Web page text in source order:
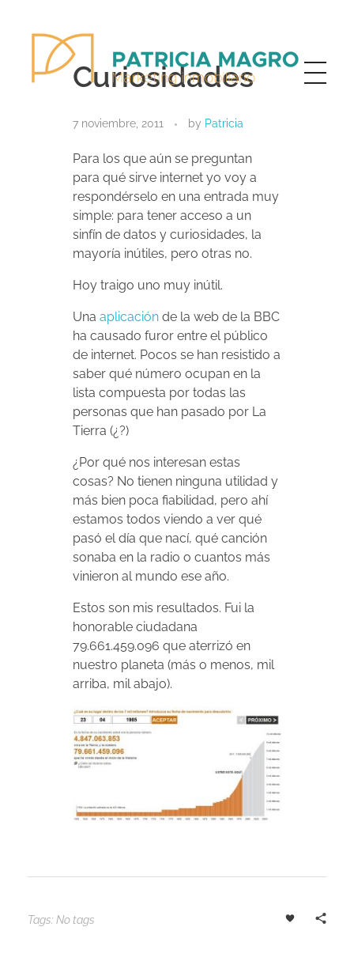
Curiosidades
7 noviembre, 2011 by Patricia
Para los que aún se preguntan
para qué sirve internet yo voy a
respondérselo en una entrada muy
simple: para tener acceso a un
sinfín de datos y curiosidades, la
mayoría inútiles, pero otras no.
Hoy traigo uno muy inútil.
Una aplicaciónde la web de la BBC
ha causado furor entre el público
de internet. Pocos se han resistido a
saber qué número ocupan en la
lista compuesta por todas las
personas que han pasado por La
Tierra (¿?)
¿Por qué nos interesan estas
cosas? No tienen ninguna utilidad y
más bien poca fiabilidad, pero ahí
estamos todos viendo a ver qué
pasó el día que nací, qué canción
sonaba en la radio o cuantos más
vinieron al mundo ese año.
Estos son mis resultados. Fui la
honorable ciudadana
79.661.459.096 que aterrizó en
nuestro planeta (más o menos, mil
arriba, mil abajo).
Tags: No tags